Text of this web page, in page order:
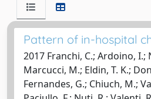
Pattern of in-hospital
2017 Franchi, C.; Ardoino, I.;
Marcucci, M.; Eldin, T. K.;
Fernandes, G.; Chiuch, M.;